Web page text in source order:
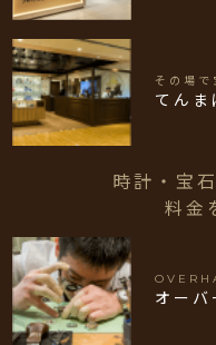
その場で
てんま
時計・宝
料金
オーバ